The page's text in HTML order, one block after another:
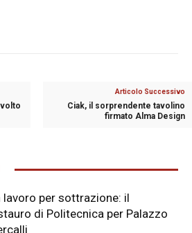
volto
Articolo Successivo
Ciak, il sorprendente tavolino
firmato Alma Design
lavoro per sottrazione: il
di Politecnica per Palazzo